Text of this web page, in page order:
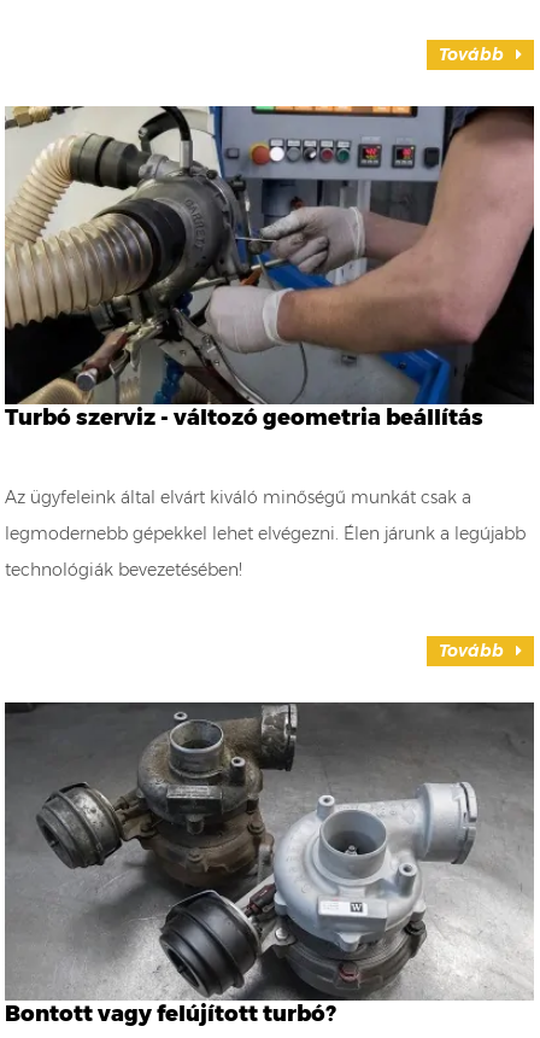
Tovább
Turbó szerviz - változó geometria beállítás
Az ügyfeleink által elvárt kiváló minőségű munkát csak a
legmodernebb gépekkel lehet elvégezni. Élen járunk a legújabb
technológiák bevezetésében!
Tovább
Bontott vagy felújított turbó?